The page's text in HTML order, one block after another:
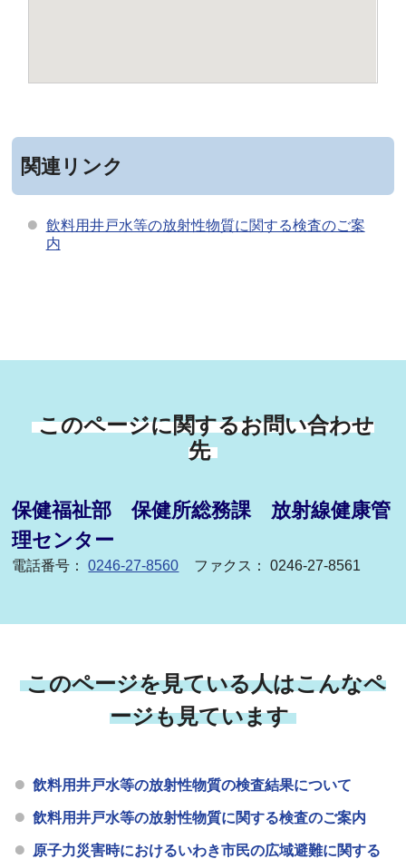
関連リンク
飲料用井戸水等の放射性物質に関する検査のご案
内
このページに関するお問い合わせ
先
保健福祉部 保健所総務課 放射線健康管
理センター
電話番号：0246-27-8560 ファクス： 0246-27-8561
このページを見ている人はこんなペ
ージも見ています
飲料用井戸水等の放射性物質の検査結果について
飲料用井戸水等の放射性物質に関する検査のご案内
原子力災害時におけるいわき市民の広域避難に関する